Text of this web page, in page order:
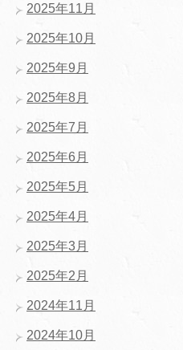
2025年11月
2025年10月
2025年9月
2025年8月
2025年7月
2025年6月
2025年5月
2025年4月
2025年3月
2025年2月
2024年11月
2024年10月